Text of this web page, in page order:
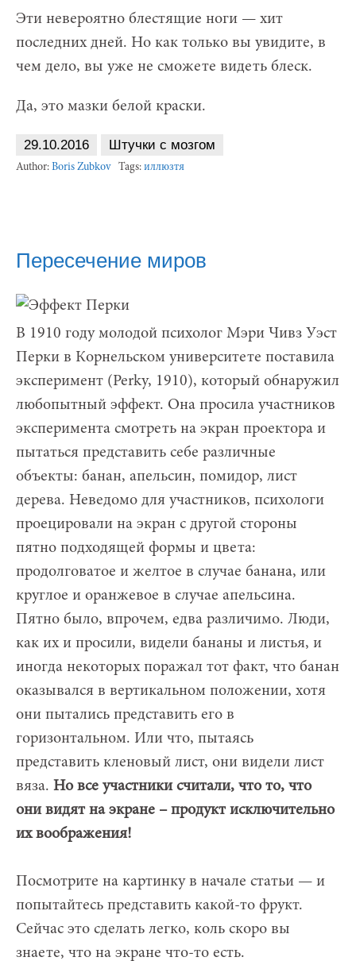
Эти невероятно блестящие ноги — хит
последних дней. Но как только вы увидите, в
чем дело, вы уже не сможете видеть блеск.
Да, это мазки белой краски.
29.10.2016 Штучки с мозгом
Author: Boris Zubkov Tags: иллюзтя
Пересечение миров
В 1910 году молодой психолог Мэри Чивз Уэст
Перки в Корнельском университете поставила
эксперимент (Perky, 1910), который обнаружил
любопытный эффект. Она просила участников
эксперимента смотреть на экран проектора и
пытаться представить себе различные
объекты: банан, апельсин, помидор, лист
дерева. Неведомо для участников, психологи
проецировали на экран с другой стороны
пятно подходящей формы и цвета:
продолговатое и желтое в случае банана, или
круглое и оранжевое в случае апельсина.
Пятно было, впрочем, едва различимо. Люди,
как их и просили, видели бананы и листья, и
иногда некоторых поражал тот факт, что банан
оказывался в вертикальном положении, хотя
они пытались представить его в
горизонтальном. Или что, пытаясь
представить кленовый лист, они видели лист
вяза. Но все участники считали, что то, что
они видят на экране – продукт исключительно
их воображения!
Посмотрите на картинку в начале статьи — и
попытайтесь представить какой-то фрукт.
Сейчас это сделать легко, коль скоро вы
знаете, что на экране что-то есть.